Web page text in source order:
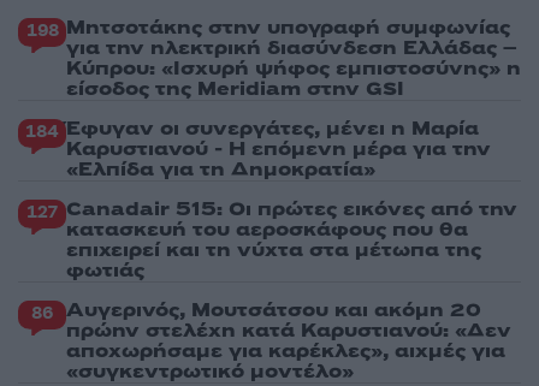
198 Μητσοτάκης στην υπογραφή συμφωνίας
για την ηλεκτρική διασύνδεση Ελλάδας –
Κύπρου: «Ισχυρή ψήφος εμπιστοσύνης» η
είσοδος της Meridiam στην GSI
184 Έφυγαν οι συνεργάτες, μένει η Μαρία
Καρυστιανού - Η επόμενη μέρα για την
«Ελπίδα για τη Δημοκρατία»
127 Canadair 515: Οι πρώτες εικόνες από την
κατασκευή του αεροσκάφους που θα
επιχειρεί και τη νύχτα στα μέτωπα της
φωτιάς
86 Αυγερινός, Μουτσάτσου και ακόμη 20
πρώην στελέχη κατά Καρυστιανού: «Δεν
αποχωρήσαμε για καρέκλες», αιχμές για
«συγκεντρωτικό μοντέλο»